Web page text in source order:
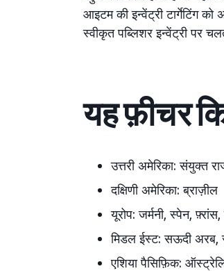
आइटम की इन्वेंट्री टार्गेटिंग
स्वीकृत पब्लिशर इन्वेंट्री पर
यह फ़ीचर
उत्तरी अमेरिका:संयुक्त
दक्षिणी अमेरिका: ब्राज़ील
यूरोप: जर्मनी, स्पेन,
मिडल ईस्ट: सऊदी अरब,
एशिया पैसिफ़िक: